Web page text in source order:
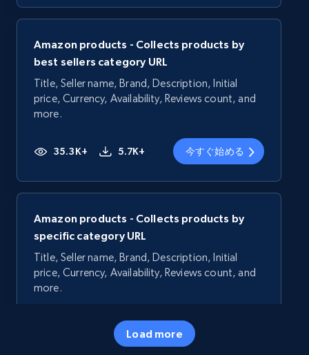
Amazon products - Collects products by
best sellers category URL
Title, Seller name, Brand, Description, Initial
price, Currency, Availability, Reviews count, and
more.
35.3K+ 5.7K+ 今すぐ始める
Amazon products - Collects products by
specific category URL
Title, Seller name, Brand, Description, Initial
price, Currency, Availability, Reviews count, and
more.
5.7K+ 今すぐ始める
Load more